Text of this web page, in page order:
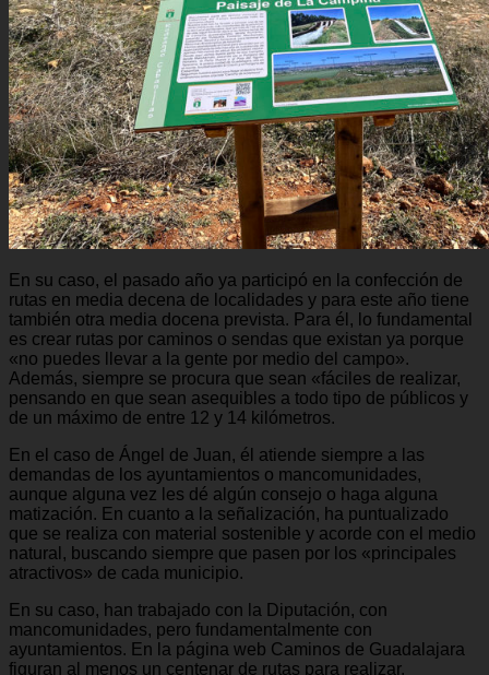
En su caso, el pasado año ya participó en la confección de
rutas en media decena de localidades y para este año tiene
también otra media docena prevista. Para él, lo fundamental
es crear rutas por caminos o sendas que existan ya porque
«no puedes llevar a la gente por medio del campo».
Además, siempre se procura que sean «fáciles de realizar,
pensando en que sean asequibles a todo tipo de públicos y
de un máximo de entre 12 y 14 kilómetros.
En el caso de Ángel de Juan, él atiende siempre a las
demandas de los ayuntamientos o mancomunidades,
aunque alguna vez les dé algún consejo o haga alguna
matización. En cuanto a la señalización, ha puntualizado
que se realiza con material sostenible y acorde con el medio
natural, buscando siempre que pasen por los «principales
atractivos» de cada municipio.
En su caso, han trabajado con la Diputación, con
mancomunidades, pero fundamentalmente con
ayuntamientos. En la página web Caminos de Guadalajara
figuran al menos un centenar de rutas para realizar.